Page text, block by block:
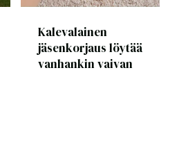
Kalevalainen
jäsenkorjaus löytää
vanhankin vaivan